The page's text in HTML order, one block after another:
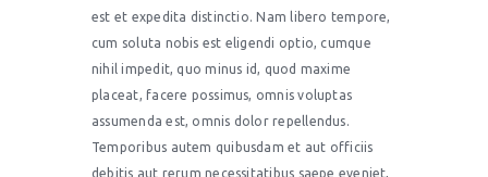
est et expedita distinctio. Nam libero tempore,
cum soluta nobis est eligendi optio, cumque
nihil impedit, quo minus id, quod maxime
placeat, facere possimus, omnis voluptas
assumenda est, omnis dolor repellendus.
Temporibus autem quibusdam et aut officiis
debitis aut rerum necessitatibus saepe eveniet,